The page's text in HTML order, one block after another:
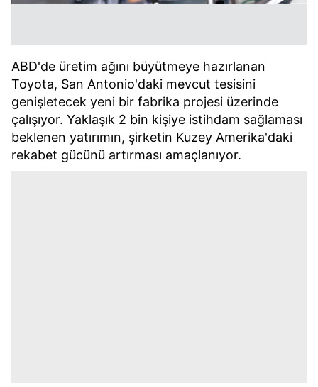
ABD'de üretim ağını büyütmeye hazırlanan
Toyota, San Antonio'daki mevcut tesisini
genişletecek yeni bir fabrika projesi üzerinde
çalışıyor. Yaklaşık 2 bin kişiye istihdam sağlaması
beklenen yatırımın, şirketin Kuzey Amerika'daki
rekabet gücünü artırması amaçlanıyor.